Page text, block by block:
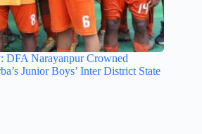
DFA Narayanpur Crowned
Junior Boys’ Inter District State